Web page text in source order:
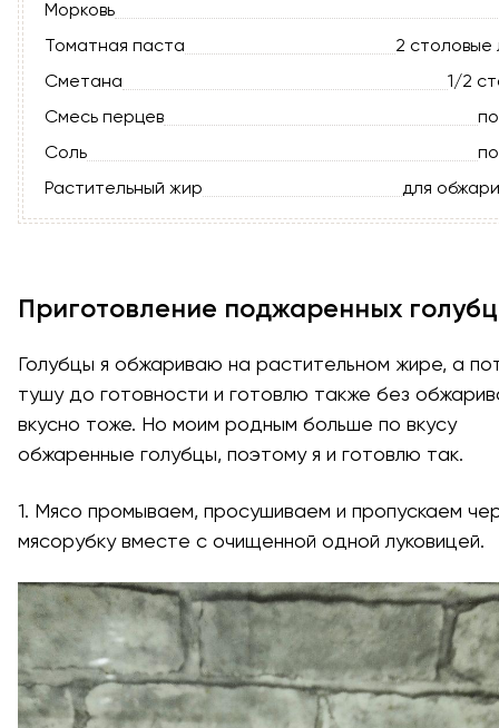
Морковь
Томатная паста
2 столовые
Сметана
1/2
Смесь перцев
Соль
Растительный жир
для
Приготовление поджаренных
Голубцы я обжариваю на растительном жире, а
тушу до готовности и готовлю также без
вкусно тоже. Но моим родным больше по вкусу
обжаренные голубцы, поэтому я и готовлю так.
1. Мясо промываем, просушиваем и пропускаем
мясорубку вместе с очищенной одной луковицей.